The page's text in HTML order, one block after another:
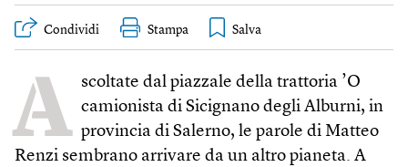
Condividi Stampa
A scoltate dal piazzale della trattoria ’O
camionista di Sicignano degli Alburni, in
provincia di Salerno, le parole di Matteo
Renzi sembrano arrivare da un altro pianeta. A